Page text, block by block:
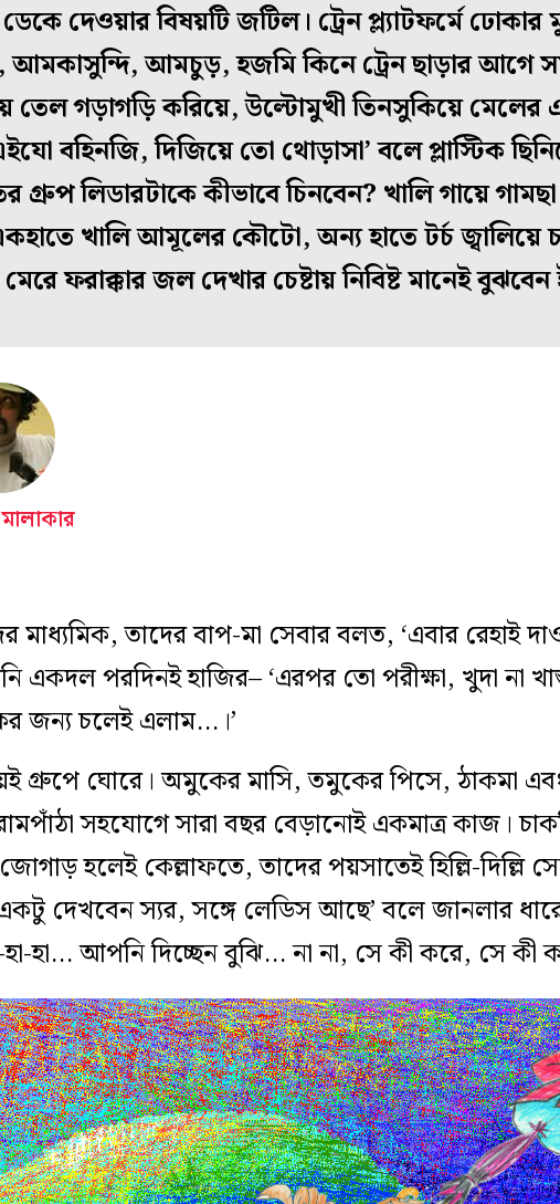
দেওয়ার বিষয়টি জটিল। ট্রেন প্ল্যাটফর্মে
আমকাসুন্দি, আমচুড়, হজমি কিনে ট্রেন ছাড়ার আগে
তেল গড়াগড়ি করিয়ে, উল্টোমুখী তিনসুকিয়ে মেলের
বহিনজি, দিজিয়ে তো থোড়াসা’ বলে প্লাস্টিক
গ্রুপ লিডারটাকে কীভাবে চিনবেন? খালি গায়ে
খালি আমূলের কৌটো, অন্য হাতে টর্চ জ্বালিয়ে
ফরাক্কার জল দেখার চেষ্টায় নিবিষ্ট মানেই
মাধ্যমিক, তাদের বাপ-মা সেবার বলত, ‘এবার রেহাই
একদল পরদিনই হাজির– ‘এরপর তো পরীক্ষা, খুদা না
জন্য চলেই এলাম…।’
গ্রুপে ঘোরে। অমুকের মাসি, তমুকের পিসে, ঠাকমা
সহযোগে সারা বছর বেড়ানোই একমাত্র কাজ।
হলেই কেল্লাফতে, তাদের পয়সাতেই হিল্লি-দিল্লি
দেখবেন স্যর, সঙ্গে লেডিস আছে’ বলে জানলার
হা… আপনি দিচ্ছেন বুঝি… না না, সে কী করে, সে কী